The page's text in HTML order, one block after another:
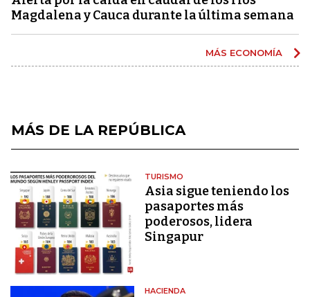
Magdalena y Cauca durante la última semana
MÁS ECONOMÍA
MÁS DE LA REPÚBLICA
TURISMO
Asia sigue teniendo los
pasaportes más
poderosos, lidera
Singapur
HACIENDA